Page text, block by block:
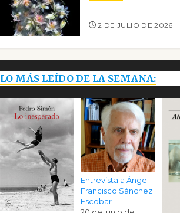
2 DE JULIO DE 2026
LO MÁS LEÍDO DE LA SEMANA:
Entrevista a Ángel
Francisco Sánchez
Escobar